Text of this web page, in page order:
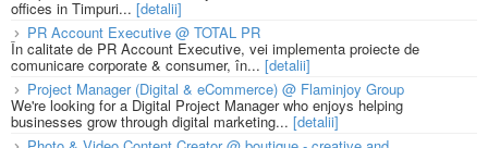
offices in Timpuri... [detalii]
PR Account Executive @ TOTAL PR
În calitate de PR Account Executive, vei implementa proiecte de
comunicare corporate & consumer, în... [detalii]
Project Manager (Digital & eCommerce) @ Flaminjoy Group
We're looking for a Digital Project Manager who enjoys helping
businesses grow through digital marketing... [detalii]